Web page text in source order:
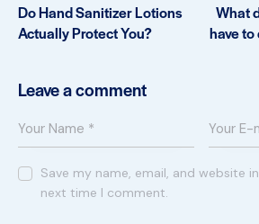
Do Hand Sanitizer Lotions
Actually Protect You?
What
have
Leave a comment
Save my name, email, and website
next time I comment.